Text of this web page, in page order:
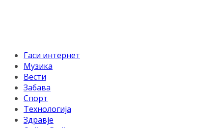
Гаси интернет
Музика
Вести
Забава
Спорт
Технологија
Здравје